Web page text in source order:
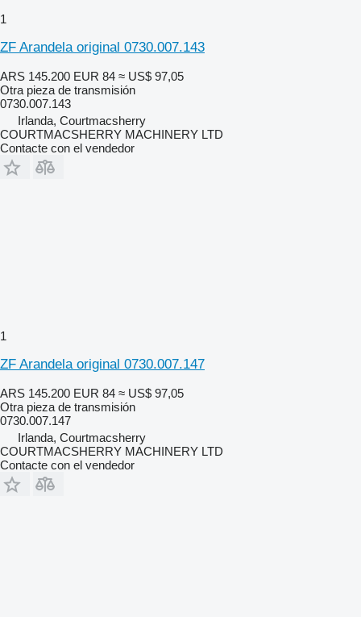
1
ZF Arandela original 0730.007.143
ARS 145.200 EUR 84 ≈ US$ 97,05
Otra pieza de transmisión
0730.007.143
Irlanda, Courtmacsherry
COURTMACSHERRY MACHINERY LTD
Contacte con el vendedor
1
ZF Arandela original 0730.007.147
ARS 145.200 EUR 84 ≈ US$ 97,05
Otra pieza de transmisión
0730.007.147
Irlanda, Courtmacsherry
COURTMACSHERRY MACHINERY LTD
Contacte con el vendedor